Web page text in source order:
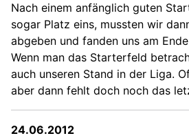
Nach einem anfänglich guten
sogar Platz eins, mussten wir
abgeben und fanden uns am
Wenn man das Starterfeld
auch unseren Stand in der Liga.
aber dann fehlt doch noch das
24.06.2012